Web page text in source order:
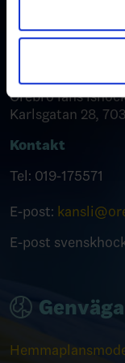
Dessa kan i sin
information som
samlat in när du
703 41 Örebro
Örebro läns
Karlsgatan 28,
Kontakt
Tel: 019-175571
E-post:
E-post